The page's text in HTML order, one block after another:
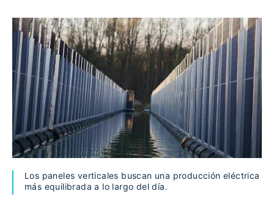
Los paneles verticales buscan una producción eléctrica
más equilibrada a lo largo del día.